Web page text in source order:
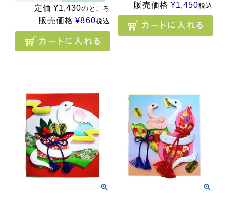
定価 ¥1,430のところ
販売価格 ¥860税込
販売価格 ¥1,450税込